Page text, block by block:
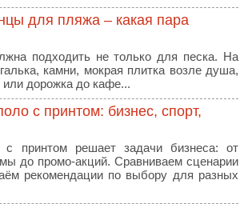
для пляжа – какая пара
подходить не только для песка. На
камни, мокрая плитка возле душа,
дорожка до кафе...
с принтом: бизнес, спорт,
с принтом решает задачи бизнеса: от
до промо-акций. Сравниваем сценарии
рекомендации по выбору для разных